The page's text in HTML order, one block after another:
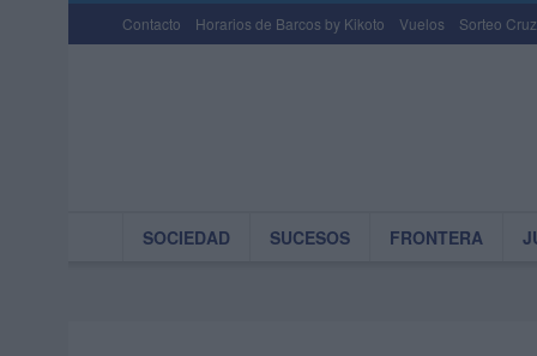
Contacto Horarios de Barcos by Kikoto Vuelos Sorteo
SOCIEDAD SUCESOS FRONTERA